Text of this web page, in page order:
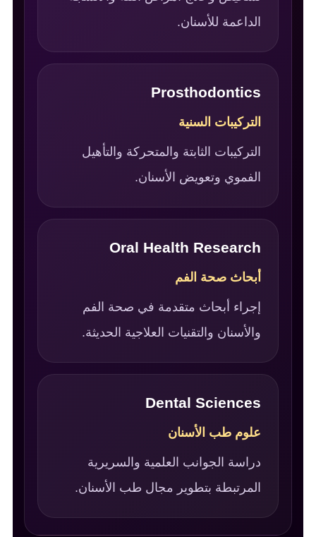
الداعمة للأسنان.
Prosthodontics
التركيبات السنية
التركيبات الثابتة والمتحركة والتأهيل
الفموي وتعويض الأسنان.
Oral Health Research
أبحاث صحة الفم
إجراء أبحاث متقدمة في صحة الفم
والأسنان والتقنيات العلاجية الحديثة.
Dental Sciences
علوم طب الأسنان
دراسة الجوانب العلمية والسريرية
المرتبطة بتطوير مجال طب الأسنان.